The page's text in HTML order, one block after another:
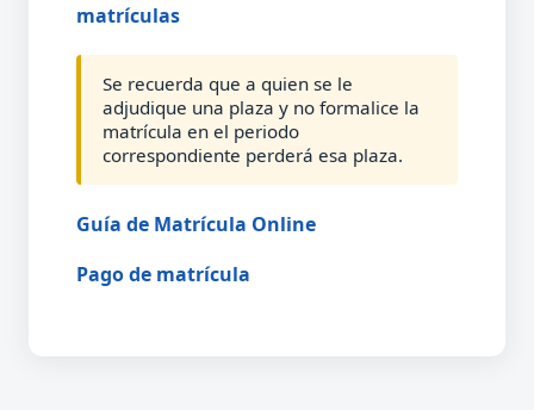
matrículas
Se recuerda que a quien se le
adjudique una plaza y no formalice la
matrícula en el periodo
correspondiente perderá esa plaza.
Guía de Matrícula Online
Pago de matrícula